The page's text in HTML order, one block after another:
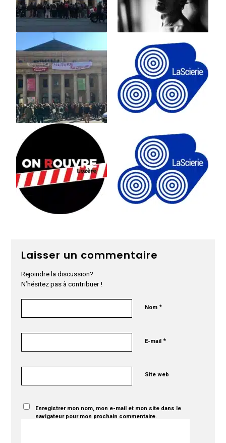
Laisser un commentaire
Rejoindre la discussion?
N’hésitez pas à contribuer !
Nom*
E-mail*
Site web
Enregistrer mon nom, mon e-mail et mon site dans le
navigateur pour mon prochain commentaire.